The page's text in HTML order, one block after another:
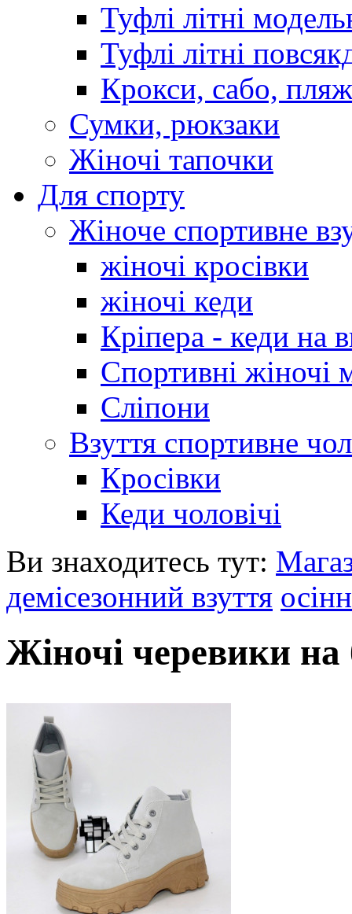
Туфлі літні
Туфлі літні
Крокси, сабо,
Сумки, рюкзаки
Жіночі тапочки
Для спорту
Жіноче спортивне
жіночі кросівки
жіночі кеди
Кріпера - кеди на
Спортивні жіночі
Сліпони
Взуття спортивне
Кросівки
Кеди чоловічі
Ви знаходитесь тут:
демісезонний взуття
Жіночі черевики на